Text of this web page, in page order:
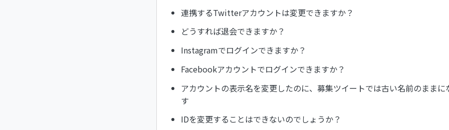
連携するTwitterアカウントは変更できますか？
どうすれば退会できますか？
Instagramでログインできますか？
Facebookアカウントでログインできますか？
アカウントの表示名を変更したのに、募集ツイートでは古い名前のままに
す
IDを変更することはできないのでしょうか？